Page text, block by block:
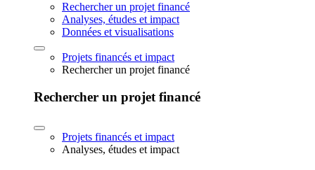
Rechercher un projet financé
Analyses, études et impact
Données et visualisations
Projets financés et impact
Rechercher un projet financé
Rechercher un projet financé
Projets financés et impact
Analyses, études et impact